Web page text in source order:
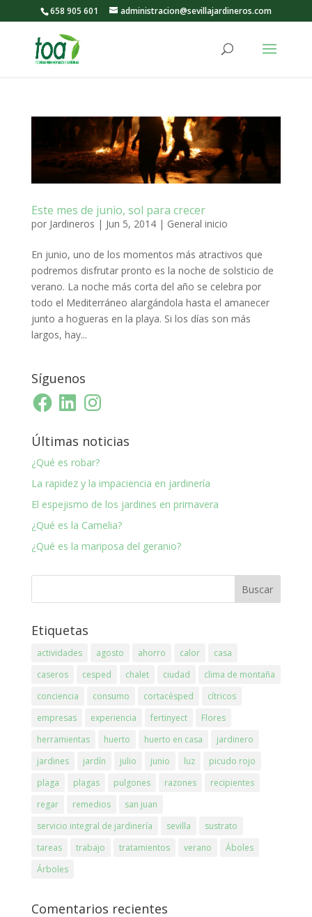
658 905 601 administracion@sevillajardineros.com
Este mes de junio, sol para crecer
por Jardineros | Jun 5, 2014| General inicio
En junio, uno de los momentos más atractivos que
podremos disfrutar pronto es la noche de solsticio de
verano. La noche más corta del año se celebra por
todo el Mediterráneo alargándola hasta el amanecer
junto a hogueras en la playa. Si los días son más
largos, hay...
Síguenos
FacebookLinkedInInstagram
Últimas noticias
¿Qué es robar?
La rapidez y la impaciencia en jardinería
El espejismo de los jardines en primavera
¿Qué es la Camelia?
¿Qué es la mariposa del geranio?
Etiquetas
actividades agosto ahorro calor
casa
caseros
cesped chalet ciudad
clima de montaña
conciencia
consumo cortacésped
cítricos
empresas
experiencia fertinyect
Flores
herramientas
huerto huerto en casa
jardinero
jardines
jardín julio junio luz
picudo rojo
plaga
plagas pulgones razones
recipientes
regar
remedios
san juan
servicio integral de jardinería
sevilla
sustrato
tareas
trabajo tratamientos verano
Áboles
Árboles
Comentarios recientes